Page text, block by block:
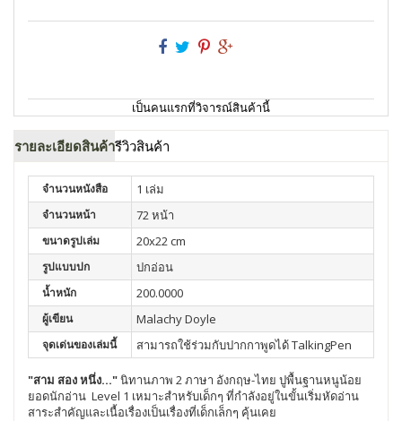
เป็นคนแรกที่วิจารณ์สินค้านี้
รายละเอียดสินค้ารีวิวสินค้า
จำนวนหนังสือ 1 เล่ม
จำนวนหน้า 72 หน้า
ขนาดรูปเล่ม 20x22 cm
รูปแบบปก ปกอ่อน
น้ำหนัก 200.0000
ผู้เขียน Malachy Doyle
จุดเด่นของเล่มนี้ สามารถใช้ร่วมกับปากกาพูดได้ TalkingPen
"สาม สอง หนึ่ง..."นิทานภาพ 2 ภาษา อังกฤษ-ไทย ปูพื้นฐานหนูน้อย
ยอดนักอ่าน Level 1 เหมาะสำหรับเด็กๆ ที่กำลังอยู่ในขั้นเริ่มหัดอ่าน
สาระสำคัญและเนื้อเรื่องเป็นเรื่องที่เด็กเล็กๆ คุ้นเคย